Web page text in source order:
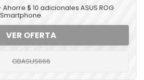
Ahorre $ 10 adicionales ASUS ROG
VER OFERTA
GBASUS666